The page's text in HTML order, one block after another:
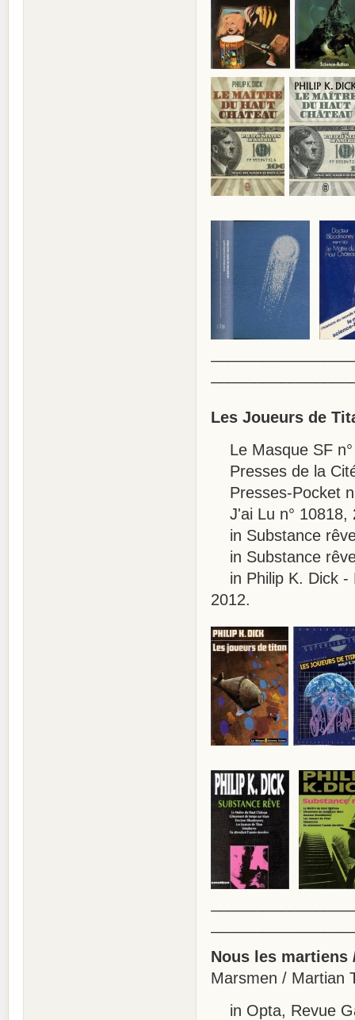
Les Joueurs de
Le Masque SF n°
Presses de la
Presses-Pocket
J'ai Lu n° 10818,
in Substance
in Substance
in Philip K. Dick -
2012.
Nous les martiens
Marsmen / Martian
in Opta, Revue